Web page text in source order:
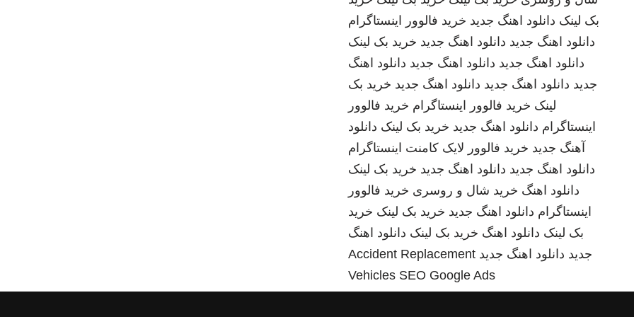
بک لینک دانلود اهنگ جدید خرید فالوور اینستاگرام
دانلود اهنگ جدید دانلود اهنگ جدید خرید بک لینک
دانلود اهنگ جدید دانلود اهنگ جدید دانلود اهنگ
جدید دانلود اهنگ جدید دانلود اهنگ جدید خرید بک
لینک خرید فالوور اینستاگرام خرید فالوور
اینستاگرام دانلود اهنگ جدید خرید بک لینک دانلود
آهنگ جدید خرید فالوور لایک کامنت اینستاگرام
دانلود اهنگ جدید دانلود اهنگ جدید خرید بک لینک
دانلود اهنگ خرید شال و روسری خرید فالوور
اینستاگرام دانلود اهنگ جدید خرید بک لینک خرید
بک لینک دانلود اهنگ خرید بک لینک دانلود اهنگ
جدید دانلود اهنگ جدید Accident Replacement
Vehicles SEO Google Ads